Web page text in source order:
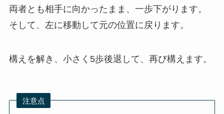
両者とも相手に向かったまま、一歩下がります。
そして、左に移動して元の位置に戻ります。
構えを解き、小さく5歩後退して、再び構えます。
注意点